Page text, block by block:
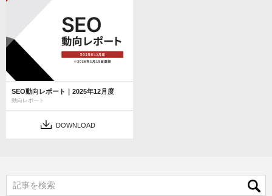
SEO動向レポート｜2025年12月度
動向レポート
DOWNLOAD